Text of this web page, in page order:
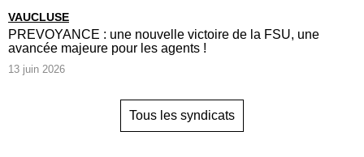
VAUCLUSE
PREVOYANCE : une nouvelle victoire de la FSU, une
avancée majeure pour les agents !
13 juin 2026
Tous les syndicats